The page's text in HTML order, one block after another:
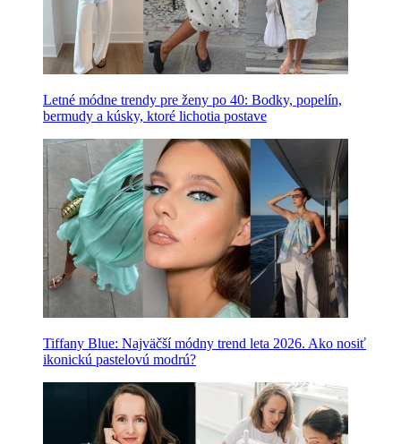
Letné módne trendy pre ženy po 40: Bodky, popelín,
bermudy a kúsky, ktoré lichotia postave
Tiffany Blue: Najväčší módny trend leta 2026. Ako nosiť
ikonickú pastelovú modrú?